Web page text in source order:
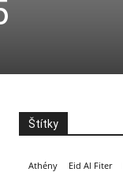
Štítky
Athény Eid Al Fiter